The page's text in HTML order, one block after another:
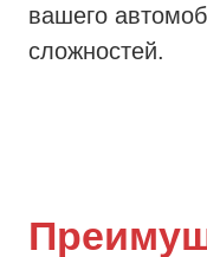
вашего
сложностей.